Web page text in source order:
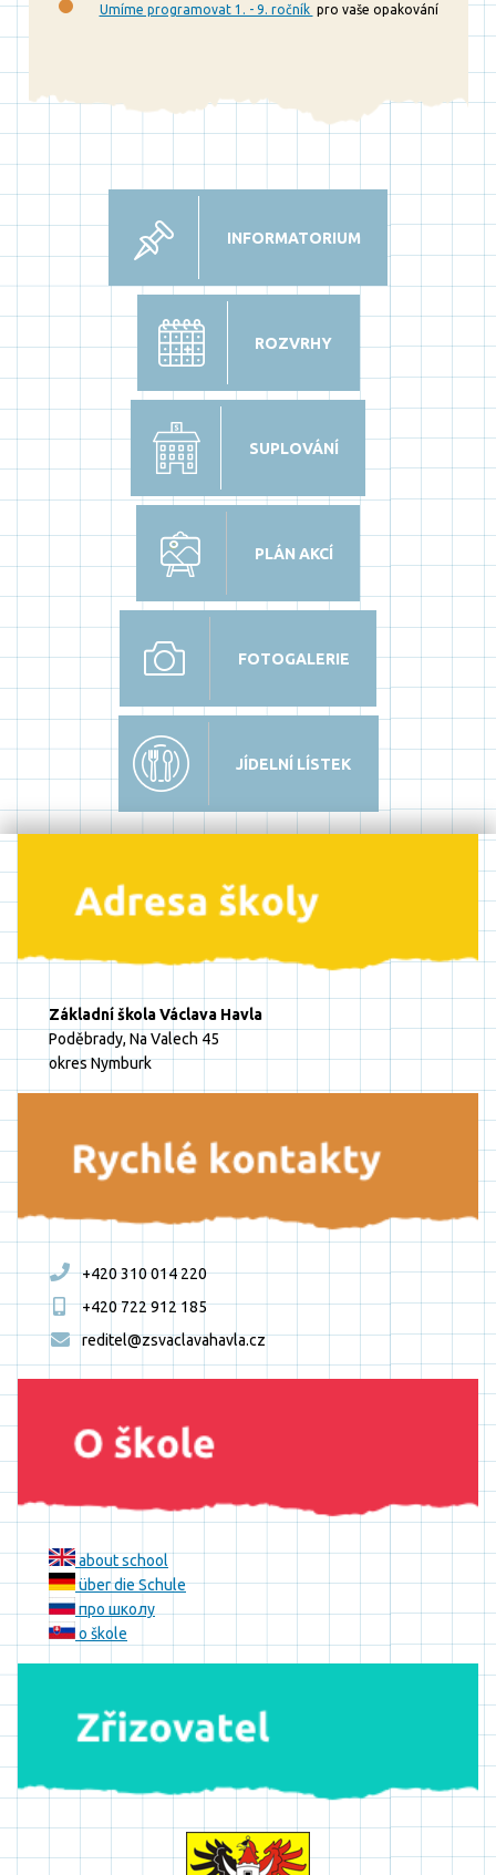
Umíme programovat 1. - 9. ročník pro vaše opakování
INFORMATORIUM
ROZVRHY
SUPLOVÁNÍ
PLÁN AKCÍ
FOTOGALERIE
JÍDELNÍ LÍSTEK
Základní škola Václava Havla
Poděbrady, Na Valech 45
okres Nymburk
+420 310 014 220
+420 722 912 185
reditel@zsvaclavahavla.cz
about school
über die Schule
про школу
o škole